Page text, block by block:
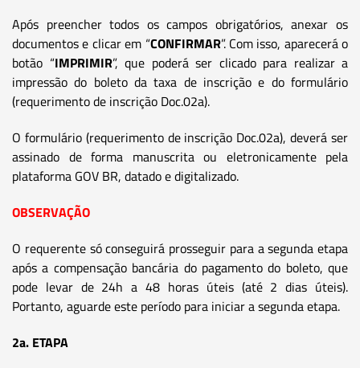
Após preencher todos os campos obrigatórios, anexar os
documentos e clicar em “CONFIRMAR”. Com isso, aparecerá o
botão “IMPRIMIR”, que poderá ser clicado para realizar a
impressão do boleto da taxa de inscrição e do formulário
(requerimento de inscrição Doc.02a).
O formulário (requerimento de inscrição Doc.02a), deverá ser
assinado de forma manuscrita ou eletronicamente pela
plataforma GOV BR, datado e digitalizado.
OBSERVAÇÃO
O requerente só conseguirá prosseguir para a segunda etapa
após a compensação bancária do pagamento do boleto, que
pode levar de 24h a 48 horas úteis (até 2 dias úteis).
Portanto, aguarde este período para iniciar a segunda etapa.
2a. ETAPA